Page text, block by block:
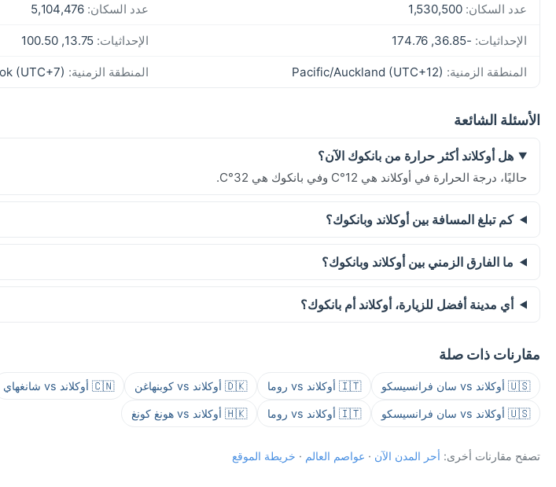
عدد السكان: عدد السكان:
الإحداثيات: -36.85, 174.76 الإحداثيات:
المنطقة الزمنية: المنطقة الزمنية:
الأسئلة الشائعة
هل أوكلاند أكثر حرارة من بانكوك الآن؟
حاليًا، درجة الحرارة في أوكلاند هي 12°C وفي بانكوك هي 32°C.
كم تبلغ المسافة بين أوكلاند وبانكوك؟
ما الفارق الزمني بين أوكلاند وبانكوك؟
أي مدينة أفضل للزيارة، أوكلاند أم بانكوك؟
مقارنات ذات صلة
🇺🇸 أوكلاند vs سان فرانسيسكو 🇮🇹 أوكلاند vs روما 🇩🇰 أوكلاند vs كوبنهاغن 🇨🇳 أوكلاند vs شانغهاي
🇺🇸 أوكلاند vs سان فرانسيسكو 🇮🇹 أوكلاند vs روما 🇭🇰 أوكلاند vs هونغ كونغ
تصفح مقارنات أخرى: أحر المدن الآن · عواصم العالم · خريطة الموقع